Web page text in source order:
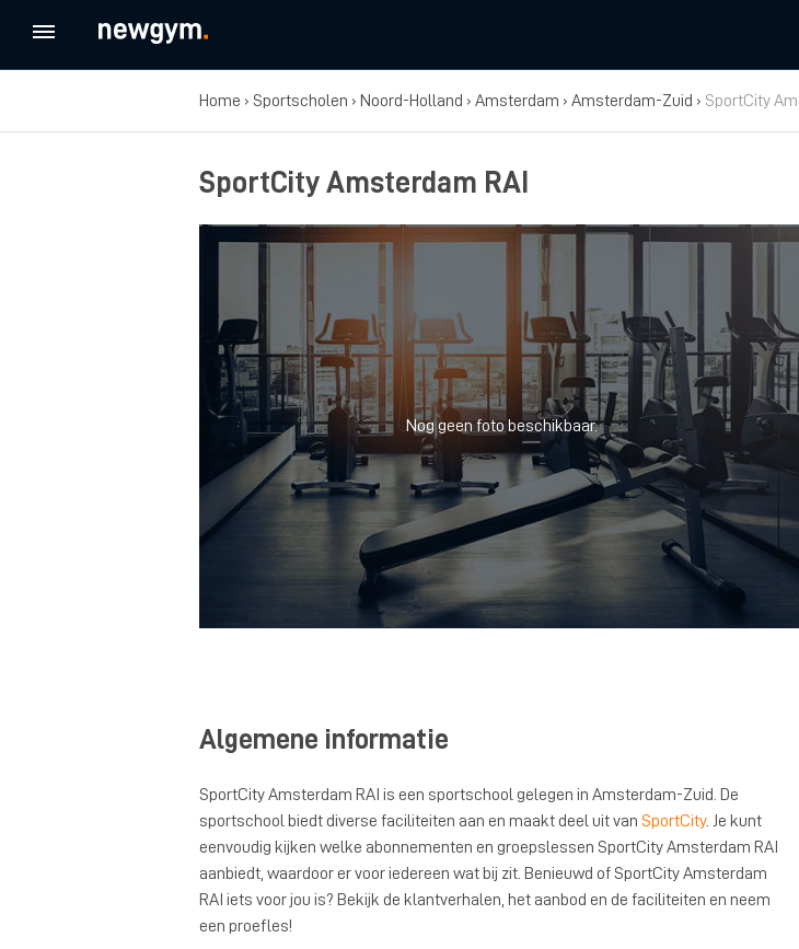
Home › Sportscholen › Noord-Holland › Amsterdam › Amsterdam-Zuid › SportCity
SportCity Amsterdam RAI
Nog geen foto beschikbaar.
Algemene informatie
SportCity Amsterdam RAI is een sportschool gelegen in Amsterdam-Zuid. De
sportschool biedt diverse faciliteiten aan en maakt deel uit van SportCity. Je kunt
eenvoudig kijken welke abonnementen en groepslessen SportCity Amsterdam RAI
aanbiedt, waardoor er voor iedereen wat bij zit. Benieuwd of SportCity Amsterdam
RAI iets voor jou is? Bekijk de klantverhalen, het aanbod en de faciliteiten en neem
een proefles!